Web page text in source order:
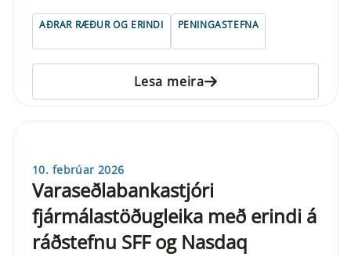
AÐRAR RÆÐUR OG ERINDI PENINGASTEFNA
Lesa meira
10. febrúar 2026
Varaseðlabankastjóri
fjármálastöðugleika með erindi á
ráðstefnu SFF og Nasdaq